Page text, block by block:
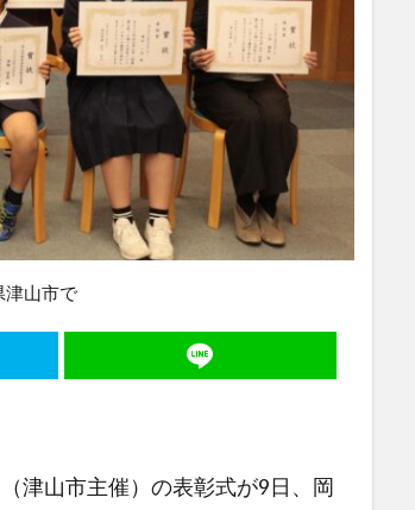
山市で
津山市主催）の表彰式が9日、岡